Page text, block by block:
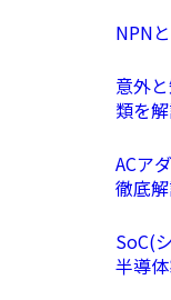
NPN
意外
類を
ACア
徹底解
SoC(
半導